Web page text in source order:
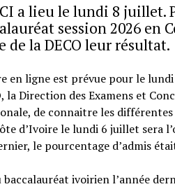
a lieu le lundi 8 juillet.
session 2026 en
la DECO leur résultat.
en ligne est prévue pour le
la Direction des Examens et
de connaitre les
d’Ivoire le lundi 6 juillet sera
le pourcentage d’admis
ivoirien l’année